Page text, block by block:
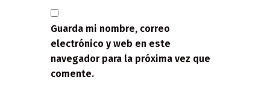
Guarda mi nombre, correo
electrónico y web en este
navegador para la próxima vez que
comente.